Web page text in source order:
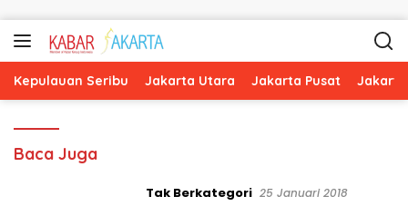
Kepulauan Seribu Jakarta Utara Jakarta Pusat
a
Baca Juga
Tak Berkategori 25 Januari 2018